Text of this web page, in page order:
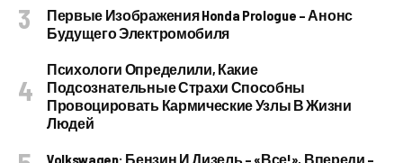
Первые Изображения Honda Prologue – Анонс
Будущего Электромобиля
Психологи Определили, Какие
Подсознательные Страхи Способны
Провоцировать Кармические Узлы В Жизни
Людей
Volkswagen: Бензин И Дизель – «все!», Впереди –